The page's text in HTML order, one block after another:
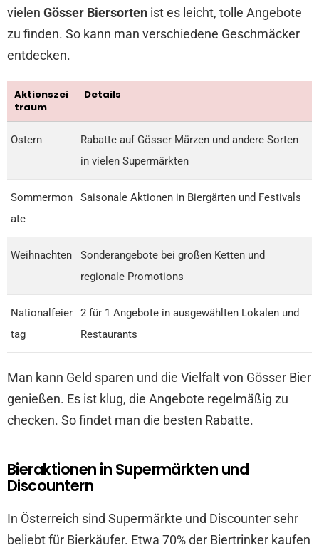
vielen Gösser Biersorten ist es leicht, tolle Angebote
zu finden. So kann man verschiedene Geschmäcker
entdecken.
Aktionszei
traum
Details
Ostern
Rabatte auf Gösser Märzen und andere Sorten
in vielen Supermärkten
Sommermon
ate
Saisonale Aktionen in Biergärten und Festivals
Weihnachten
Sonderangebote bei großen Ketten und
regionale Promotions
Nationalfeier
tag
2 für 1 Angebote in ausgewählten Lokalen und
Restaurants
Man kann Geld sparen und die Vielfalt von Gösser Bier
genießen. Es ist klug, die Angebote regelmäßig zu
checken. So findet man die besten Rabatte.
Bieraktionen in Supermärkten und
Discountern
In Österreich sind Supermärkte und Discounter sehr
beliebt für Bierkäufer. Etwa 70% der Biertrinker kaufen